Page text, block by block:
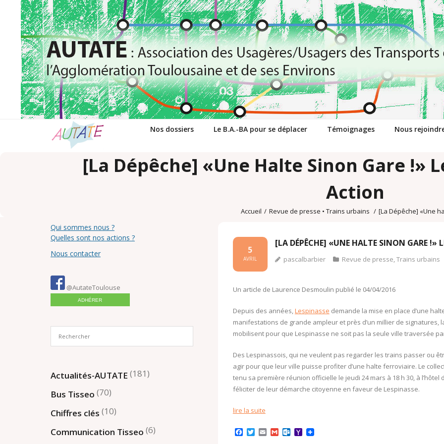
contenu
Nos dossiers Le B.A.-BA pour se déplacer Témoignages Nous
[La Dépêche] «Une Halte Sinon Gare !»
Action
Accueil / Revue de presse • Trains urbains / [La Dépêche] «Une
[LA DÉPÊCHE] «UNE HALTE SINON GARE !»
5
AVRIL pascalbarbier Revue de presse,Trains urbains
Un article de Laurence Desmoulin publié le 04/04/2016
Depuis des années,Lespinasse demande la mise en place d’une
manifestations de grande ampleur et près d’un millier de signatures,
mobilisent pour que Lespinasse ne soit pas la seule ville traversée
Des Lespinassois, qui ne veulent pas regarder les trains passer ou
agir pour que leur ville puisse profiter d’une halte ferroviaire. Le
tenu sa première réunion officielle le jeudi 24 mars à 18 h 30, à
féliciter de leur démarche citoyenne en faveur de Lespinasse.
lire la suite
F
a
T
w
E
m
G
m
O
u
Y
a
Qui sommes nous ?
Quelles sont nos actions ?
Nous contacter
@AutateToulouse
ADHÉRER
Actualités-AUTATE (181)
Bus Tisseo (70)
Chiffres clés (10)
Communication Tisseo (6)